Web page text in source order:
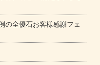
の全優石お客様感謝フェ